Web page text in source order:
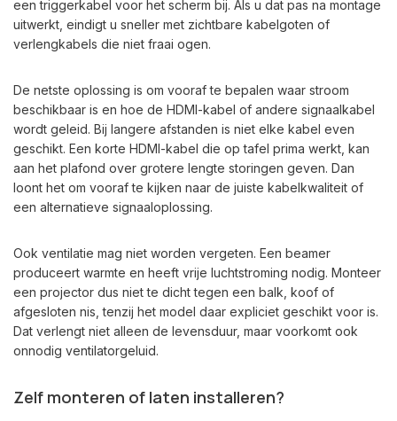
een triggerkabel voor het scherm bij. Als u dat pas na montage
uitwerkt, eindigt u sneller met zichtbare kabelgoten of
verlengkabels die niet fraai ogen.
De netste oplossing is om vooraf te bepalen waar stroom
beschikbaar is en hoe de HDMI-kabel of andere signaalkabel
wordt geleid. Bij langere afstanden is niet elke kabel even
geschikt. Een korte HDMI-kabel die op tafel prima werkt, kan
aan het plafond over grotere lengte storingen geven. Dan
loont het om vooraf te kijken naar de juiste kabelkwaliteit of
een alternatieve signaaloplossing.
Ook ventilatie mag niet worden vergeten. Een beamer
produceert warmte en heeft vrije luchtstroming nodig. Monteer
een projector dus niet te dicht tegen een balk, koof of
afgesloten nis, tenzij het model daar expliciet geschikt voor is.
Dat verlengt niet alleen de levensduur, maar voorkomt ook
onnodig ventilatorgeluid.
Zelf monteren of laten installeren?